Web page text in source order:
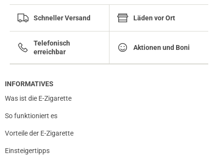
Schneller Versand Läden vor Ort
Telefonisch
erreichbar
Aktionen und Boni
INFORMATIVES
Was ist die E-Zigarette
So funktioniert es
Vorteile der E-Zigarette
Einsteigertipps